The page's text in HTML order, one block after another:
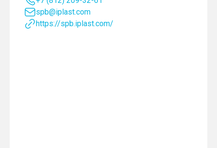
spb@iplast.com
https://spb.iplast.com/